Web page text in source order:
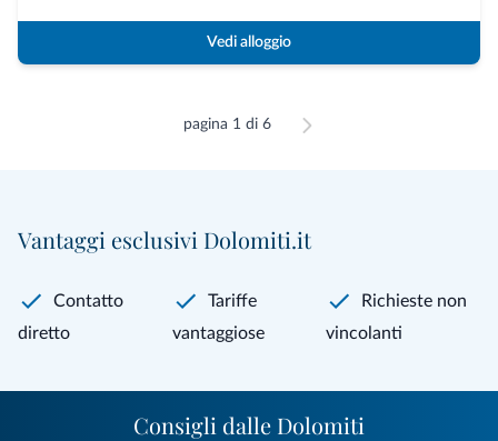
Vedi alloggio
pagina 1 di 6
Vantaggi esclusivi Dolomiti.it
Contatto
diretto
Tariffe
vantaggiose
Richieste non
vincolanti
Consigli dalle Dolomiti